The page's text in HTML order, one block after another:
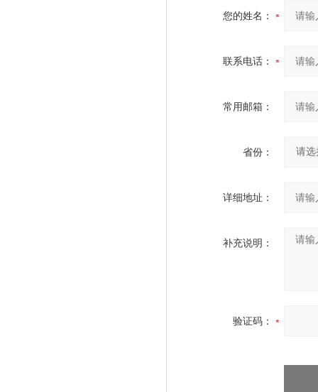
您的姓名：
联系电话：
常用邮箱：
省份：
详细地址：
补充说明：
验证码：